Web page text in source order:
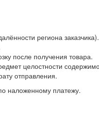
региона заказчика).
после получения товара.
целостности
отправления.
наложенному платежу.